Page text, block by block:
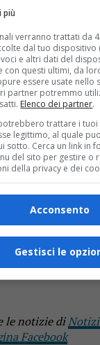
grazie al
l’iniziativa
economica,
meno di 15mila
sarà
incombenze
Gli
trasferiti su un
mesi come
Varallo è a
lunedì al
ore 8,20 alle
aggiornato
le notizie di
Facebook
più
verranno trattati da
dal tuo dispositivo
e altri dati del
con questi ultimi, da
essere usate nello
partner potremmo
Elenco dei partner.
trattare i tuoi
legittimo, al quale
sotto. Cerca un link in
del sito per gestire o
della privacy e dei
Acconsento
Gestisci le